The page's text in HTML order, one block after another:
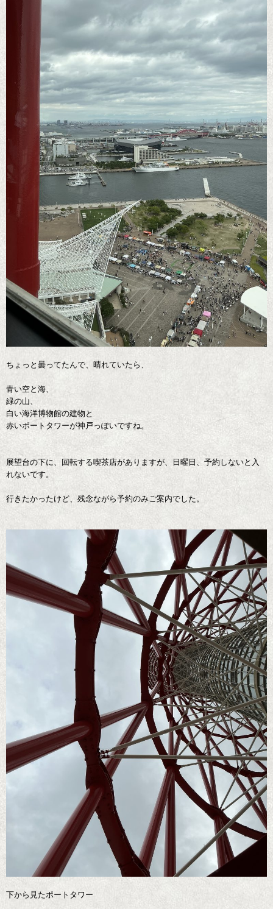
ちょっと曇ってたんで、晴れていたら、
青い空と海、
緑の山、
白い海洋博物館の建物と
赤いポートタワーが神戸っぽいですね。
展望台の下に、回転する喫茶店がありますが、日曜日、予約しないと入
れないです。
行きたかったけど、残念ながら予約のみご案内でした。
下から見たポートタワー